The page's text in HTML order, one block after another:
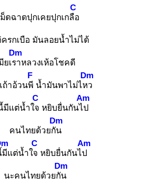
ม็ดฉาดปุกเคยปุกเกลือ
C
ครกเบือ มันลอยน้ำไม่ได้
ยเรา
Dm
หลวงเห้อโชคดี
ถ้าอ้วนพี
F
น้ำมันพาไม่ไหว
Dm
มีแต่น้ำใจ
C
หยิบยื่นกันไป
Am
คนไทยด้วยกัน
Dm
มีแต่น้ำใจ
C
หยิบยื่นกันไป
Am
นะคนไทยด้วยกัน
Dm